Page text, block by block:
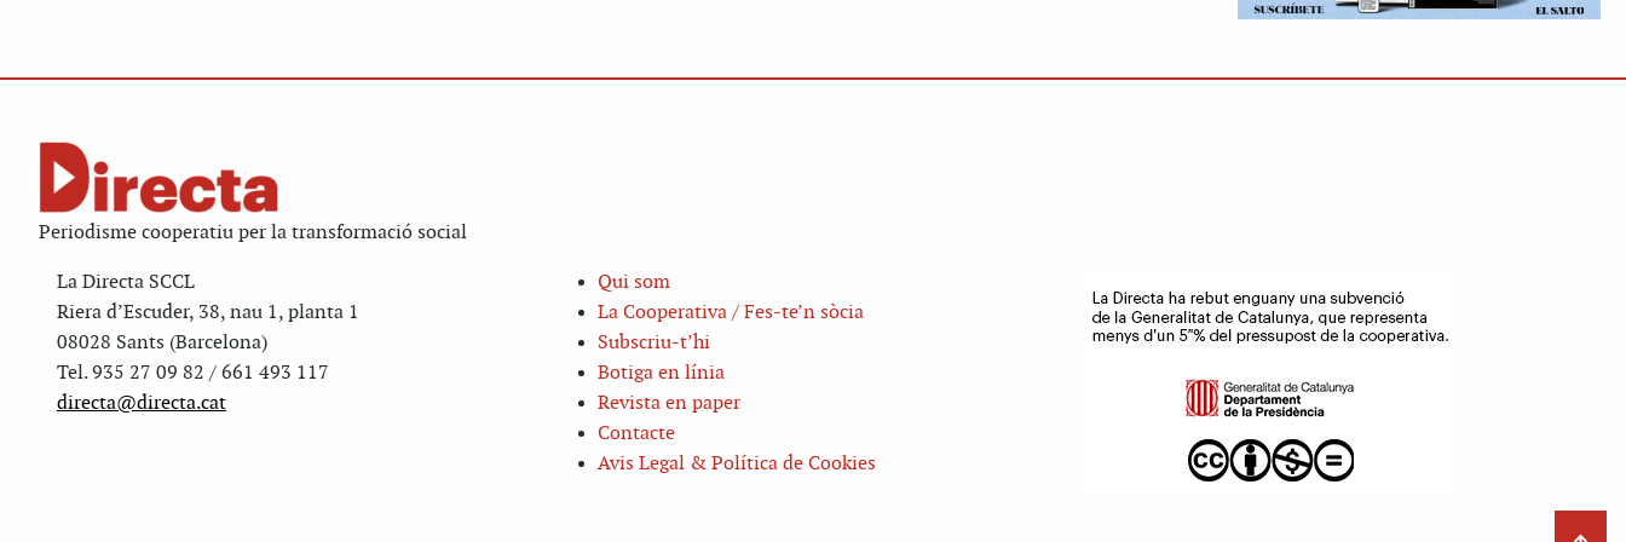
Periodisme cooperatiu per la transformació social
La Directa SCCL
Riera d’Escuder, 38, nau 1, planta 1
08028 Sants (Barcelona)
Tel. 935 27 09 82 / 661 493 117
directa@directa.cat
Qui som
La Cooperativa / Fes-te’n sòcia
Subscriu-t’hi
Botiga en línia
Revista en paper
Contacte
Avis Legal & Política de Cookies